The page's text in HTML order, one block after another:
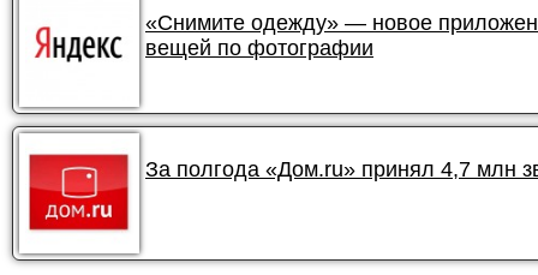
«Снимите одежду» — новое
вещей по фотографии
За полгода «Дом.ru» принял 4,7 млн